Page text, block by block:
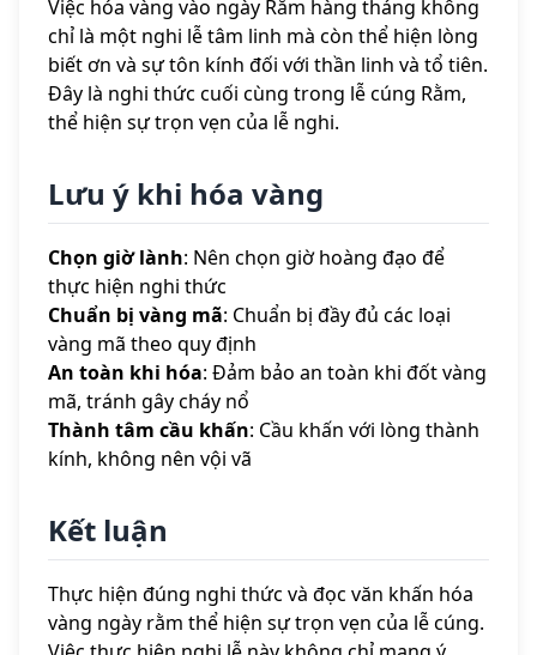
Việc hóa vàng vào ngày Rằm hàng tháng không
chỉ là một nghi lễ tâm linh mà còn thể hiện lòng
biết ơn và sự tôn kính đối với thần linh và tổ tiên.
Đây là nghi thức cuối cùng trong lễ cúng Rằm,
thể hiện sự trọn vẹn của lễ nghi.
Lưu ý khi hóa vàng
Chọn giờ lành: Nên chọn giờ hoàng đạo để
thực hiện nghi thức
Chuẩn bị vàng mã: Chuẩn bị đầy đủ các loại
vàng mã theo quy định
An toàn khi hóa: Đảm bảo an toàn khi đốt vàng
mã, tránh gây cháy nổ
Thành tâm cầu khấn: Cầu khấn với lòng thành
kính, không nên vội vã
Kết luận
Thực hiện đúng nghi thức và đọc văn khấn hóa
vàng ngày rằm thể hiện sự trọn vẹn của lễ cúng.